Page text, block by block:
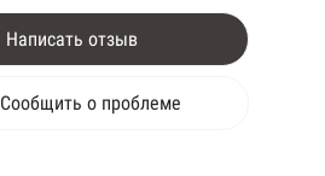
Написать отзыв
Сообщить о проблеме